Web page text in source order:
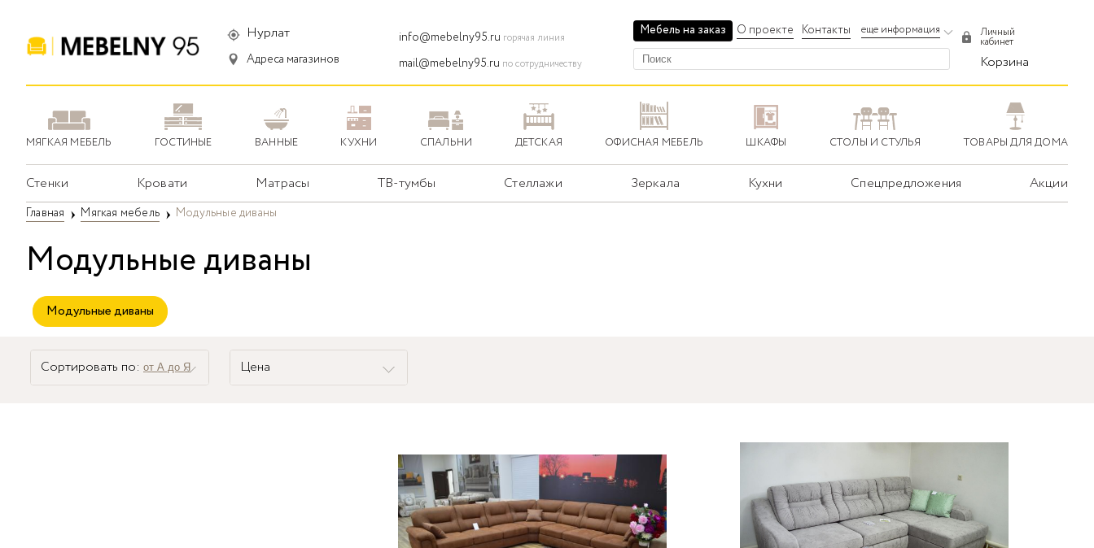
Нурлат
Адреса магазинов
info@mebelny95.ru горячая линия
mail@mebelny95.ru по сотрудничеству
Мебель на заказ О проекте Контакты еще информация Личный
кабинет
Корзина
МЯГКАЯ МЕБЕЛЬ ГОСТИНЫЕ ВАННЫЕ КУХНИ СПАЛЬНИ ДЕТСКАЯ ОФИСНАЯ МЕБЕЛЬ ШКАФЫ СТОЛЫ И СТУЛЬЯ ТОВАРЫ ДЛЯ ДОМА
Стенки Кровати Матрасы ТВ-тумбы Стеллажи Зеркала Кухни Спецпредложения Акции
Главная Мягкая мебель Модульные диваны
Модульные диваны
Модульные диваны
Сортировать по: от А до Я Цена